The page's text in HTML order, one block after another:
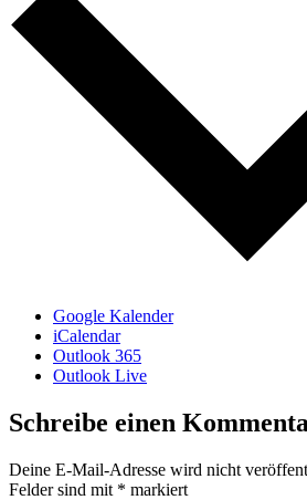
Google Kalender
iCalendar
Outlook 365
Outlook Live
Schreibe einen
Deine E-Mail-Adresse wird nicht
Felder sind mit * markiert